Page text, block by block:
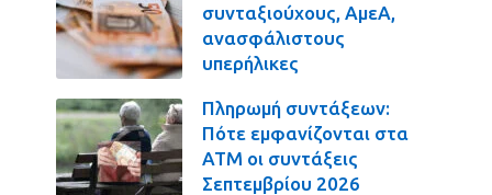
συνταξιούχους, ΑμεΑ,
ανασφάλιστους
υπερήλικες
Πληρωμή συντάξεων:
Πότε εμφανίζονται στα
ΑΤΜ οι συντάξεις
Σεπτεμβρίου 2026